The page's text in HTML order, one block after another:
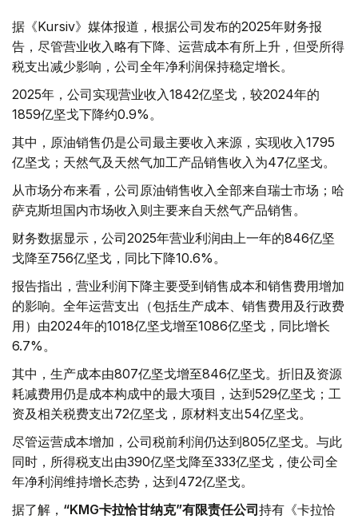
据《Kursiv》媒体报道，根据公司发布的2025年财务报
告，尽管营业收入略有下降、运营成本有所上升，但受所得
税支出减少影响，公司全年净利润保持稳定增长。
2025年，公司实现营业收入1842亿坚戈，较2024年的
1859亿坚戈下降约0.9%。
其中，原油销售仍是公司最主要收入来源，实现收入1795
亿坚戈；天然气及天然气加工产品销售收入为47亿坚戈。
从市场分布来看，公司原油销售收入全部来自瑞士市场；哈
萨克斯坦国内市场收入则主要来自天然气产品销售。
财务数据显示，公司2025年营业利润由上一年的846亿坚
戈降至756亿坚戈，同比下降10.6%。
报告指出，营业利润下降主要受到销售成本和销售费用增加
的影响。全年运营支出（包括生产成本、销售费用及行政费
用）由2024年的1018亿坚戈增至1086亿坚戈，同比增长
6.7%。
其中，生产成本由807亿坚戈增至846亿坚戈。折旧及资源
耗减费用仍是成本构成中的最大项目，达到529亿坚戈；工
资及相关税费支出72亿坚戈，原材料支出54亿坚戈。
尽管运营成本增加，公司税前利润仍达到805亿坚戈。与此
同时，所得税支出由390亿坚戈降至333亿坚戈，使公司全
年净利润维持增长态势，达到472亿坚戈。
据了解， “KMG卡拉恰甘纳克”有限责任公司持有《卡拉恰